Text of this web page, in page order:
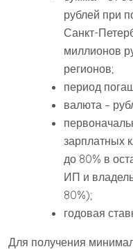
рублей при
Санкт-
миллионов
регионов;
период
валюта –
зарплатных
до 80% в
ИП и
80%);
годовая
Для получения